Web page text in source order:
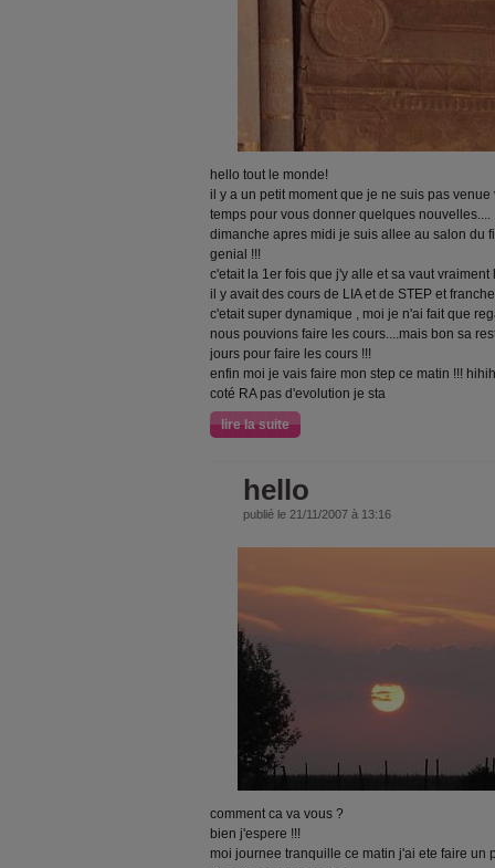
hello tout le monde!
il y a un petit moment que je ne suis pas
temps pour vous donner quelques nouvelles....
dimanche apres midi je suis allee au salon du
genial !!!
c'etait la 1er fois que j'y alle et sa vaut vraiment
il y avait des cours de LIA et de STEP et
c'etait super dynamique , moi je n'ai fait que
nous pouvions faire les cours....mais bon sa
jours pour faire les cours !!!
enfin moi je vais faire mon step ce matin !!!
coté RA pas d'evolution je sta
lire la suite
hello
publié le 21/11/2007 à 13:16
comment ca va vous ?
bien j'espere !!!
moi journee tranquille ce matin j'ai ete faire un